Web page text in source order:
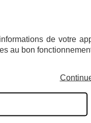
PISCINE PINGOUIN
de votre
au bon